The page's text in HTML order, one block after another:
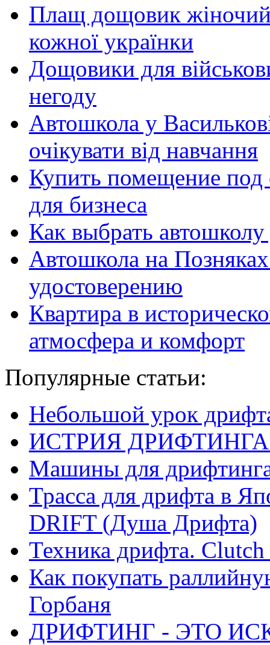
Плащ дощовик
кожної українки
Дощовики для
негоду
Автошкола у
очікувати від навчання
Купить помещение под
для бизнеса
Как выбрать
Автошкола на
удостоверению
Квартира в
атмосфера и комфорт
Популярные статьи:
Небольшой урок
ИСТРИЯ
Машины для
Трасса для дрифта в
DRIFT (Душа Дрифта)
Техника дрифта.
Как покупать
Горбаня
ДРИФТИНГ - ЭТО